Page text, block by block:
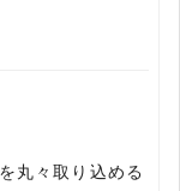
丸々取り込める